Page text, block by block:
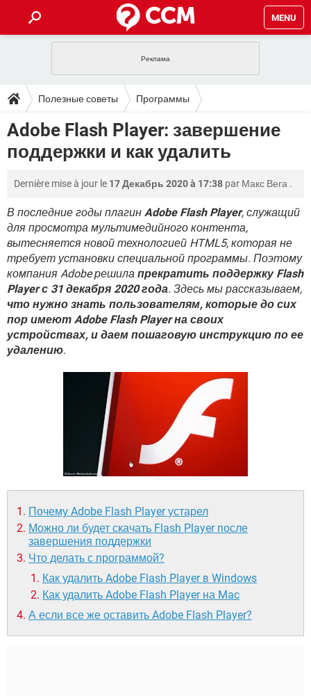
MENU
INSTAGRAM FACEBOOK
ИГРЫ WINDOWS 10
ВКОНТАКТЕ ВИДЕО
ПОЛЕЗНЫЕ СОВЕТЫ
TIKTOK TELEGRAM
WHATSAPP INSTAGRAM
FACEBOOK ИГРЫ
WINDOWS 10 ВКОНТАКТЕ
ВИДЕО GOOGLE
YANDEX
ЗАГРУЗКИ
TIKTOK TELEGRAM
ВИДЕО GOOGLE
ФОРУМ
TIKTOK TELEGRAM
WHATSAPP INSTAGRAM
FACEBOOK ИГРЫ
WINDOWS 10 ВКОНТАКТЕ
ВИДЕО GOOGLE
YANDEX
WHATSAPP INSTAGRAM
WINDOWS 10 ВКОНТАКТЕ
ВИДЕО GOOGLE
YANDEX
Полезные советы Программы
Adobe Flash Player: завершение
поддержки и как удалить
Dernière mise à jour le 17 Декабрь 2020 à 17:38 par Макс Вега .
В последние годы плагин Adobe Flash Player, служащий
для просмотра мультимедийного контента,
вытесняется новой технологией HTML5, которая не
требует установки специальной программы. Поэтому
компания Adobe решила прекратить поддержку Flash
Player с 31 декабря 2020 года. Здесь мы рассказываем,
что нужно знать пользователям, которые до сих
пор имеют Adobe Flash Player на своих
устройствах, и даем пошаговую инструкцию по ее
удалению.
Почему Adobe Flash Player устарел
Можно ли будет скачать Flash Player после
завершения поддержки
Что делать с программой?
Как удалить Adobe Flash Player в Windows
Как удалить Adobe Flash Player на Mac
А если все же оставить Adobe Flash Player?